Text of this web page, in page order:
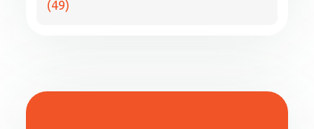
(49)